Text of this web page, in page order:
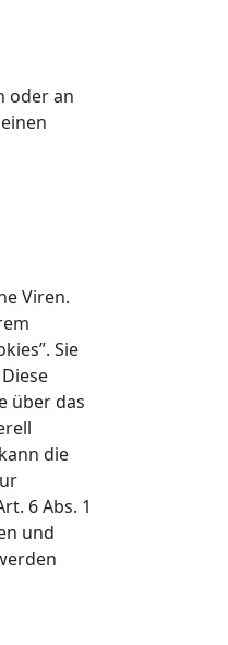
oder an
Viren.
Sie
über das
die
6 Abs. 1
und